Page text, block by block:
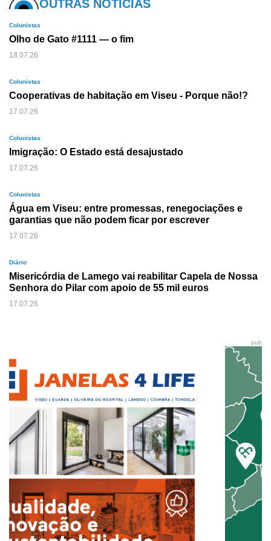
OUTRAS NOTÍCIAS
Colunistas
Olho de Gato #1111 — o fim
18.07.26
Colunistas
Cooperativas de habitação em Viseu - Porque não!?
17.07.26
Colunistas
Imigração: O Estado está desajustado
17.07.26
Colunistas
Água em Viseu: entre promessas, renegociações e
garantias que não podem ficar por escrever
17.07.26
Diário
Misericórdia de Lamego vai reabilitar Capela de Nossa
Senhora do Pilar com apoio de 55 mil euros
17.07.26
pub